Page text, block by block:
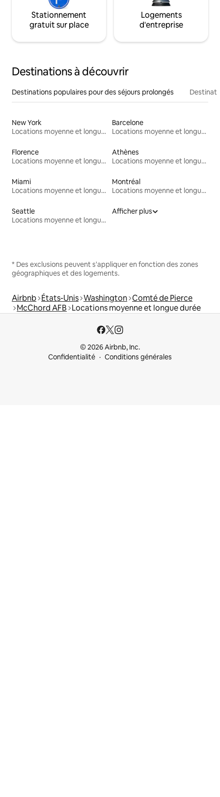
Stationnement
gratuit sur place
Logements
d'entreprise
Destinations à découvrir
Destinations populaires pour des séjours prolongés
New York
Locations moyenne et longue durée
Barcelone
Locations moyenne et longue durée
Florence
Locations moyenne et longue durée
Athènes
Locations moyenne et longue durée
Miami
Locations moyenne et longue durée
Montréal
Locations moyenne et longue durée
Seattle
Locations moyenne et longue durée
Afficher plus
* Des exclusions peuvent s'appliquer en fonction des zones
géographiques et des logements.
Airbnb États-Unis Washington Comté de Pierce
McChord AFB Locations moyenne et longue durée
© 2026 Airbnb, Inc.
Confidentialité
Conditions générales